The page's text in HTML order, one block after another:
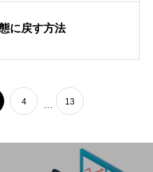
に戻す方法
4 13